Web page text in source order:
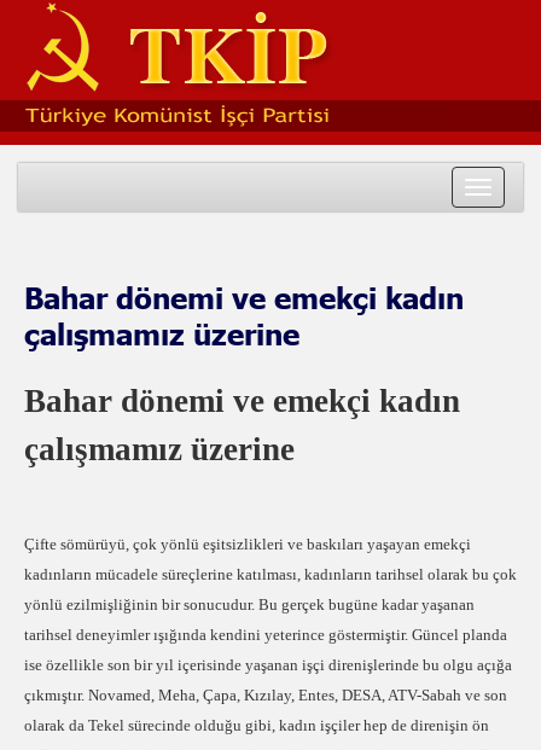
Toggle
Bahar dönemi ve emekçi kadın
çalışmamız üzerine
Bahar dönemi ve emekçi kadın
çalışmamız üzerine
Çifte sömürüyü, çok yönlü eşitsizlikleri ve baskıları yaşayan emekçi
kadınların mücadele süreçlerine katılması, kadınların tarihsel olarak bu çok
yönlü ezilmişliğinin bir sonucudur. Bu gerçek bugüne kadar yaşanan
tarihsel deneyimler ışığında kendini yeterince göstermiştir. Güncel planda
ise özellikle son bir yıl içerisinde yaşanan işçi direnişlerinde bu olgu açığa
çıkmıştır. Novamed, Meha, Çapa, Kızılay, Entes, DESA, ATV-Sabah ve son
olarak da Tekel sürecinde olduğu gibi, kadın işçiler hep de direnişin ön